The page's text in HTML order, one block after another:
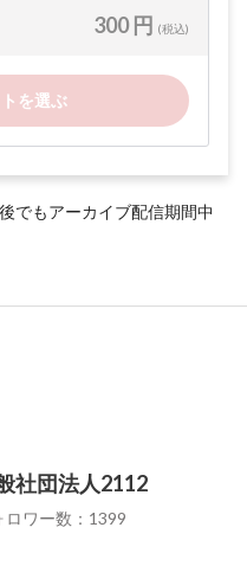
300 円 (税込)
を選ぶ
でもアーカイブ配信期間中
社団法人2112
ロワー数：1399